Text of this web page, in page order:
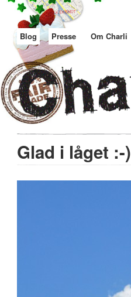
Blog Presse Om Charli
Glad i låget :-)